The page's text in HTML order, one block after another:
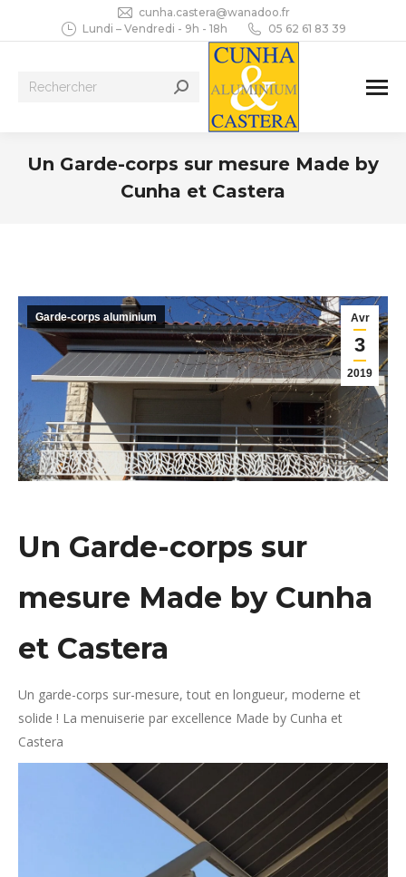
cunha.castera@wanadoo.fr
Lundi – Vendredi - 9h - 18h
05 62 61 83 39
Recherche
Un Garde-corps sur mesure Made by
Cunha et Castera
Avr
3
2019
Garde-corps aluminium
Un Garde-corps sur
mesure Made by Cunha
et Castera
Un garde-corps sur-mesure, tout en longueur, moderne et
solide ! La menuiserie par excellence Made by Cunha et
Castera